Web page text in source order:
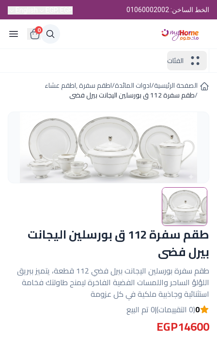
الخط الساخن: 01060002002
0
الفئات
الصفحة الرئيسية/ادوات المائدة/اطقم سفرة ,اطقم عشاء
/طقم سفرة 112 ق بورسلين اليجانت بيرل فضى
طقم سفرة 112 ق بورسلين اليجانت
بيرل فضى
طقم سفرة بورسلين اليجانت بيرل فضي 112 قطعة، يتميز ببريق
اللؤلؤ الساحر واللمسات الفضية الفاخرة ليمنح طاولتك فخامة
استثنائية وجاذبية ملكية في كل عزومة
0(0 التقييمات) |0 تم البيع
EGP14600